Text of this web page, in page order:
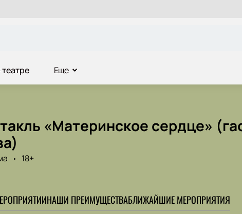
Еще
«Материнское сердце»
18+
НАШИ ПРЕИМУЩЕСТВАБЛИЖАЙШИЕ МЕРОПРИЯТИЯ